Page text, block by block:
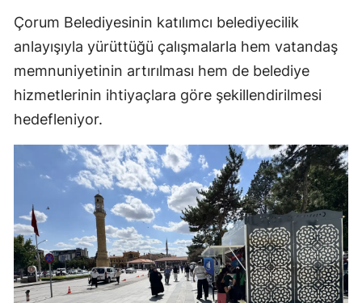
Tekirdağ
Tokat
Trabzon
Şanlıurfa
Uşak
Van
Yozgat
Zonguldak
Çorum Belediyesinin katılımcı belediyecilik
anlayışıyla yürüttüğü çalışmalarla hem vatandaş
memnuniyetinin artırılması hem de belediye
hizmetlerinin ihtiyaçlara göre şekillendirilmesi
hedefleniyor.